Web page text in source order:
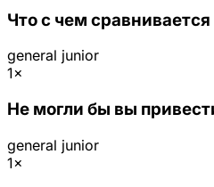
Что с чем
general junior
1×
Не могли бы вы
general junior
1×